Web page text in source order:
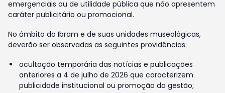
emergenciais ou de utilidade pública que não apresentem
caráter publicitário ou promocional.
No âmbito do Ibram e de suas unidades museológicas,
deverão ser observadas as seguintes providências:
ocultação temporária das notícias e publicações
anteriores a 4 de julho de 2026 que caracterizem
publicidade institucional ou promoção da gestão;